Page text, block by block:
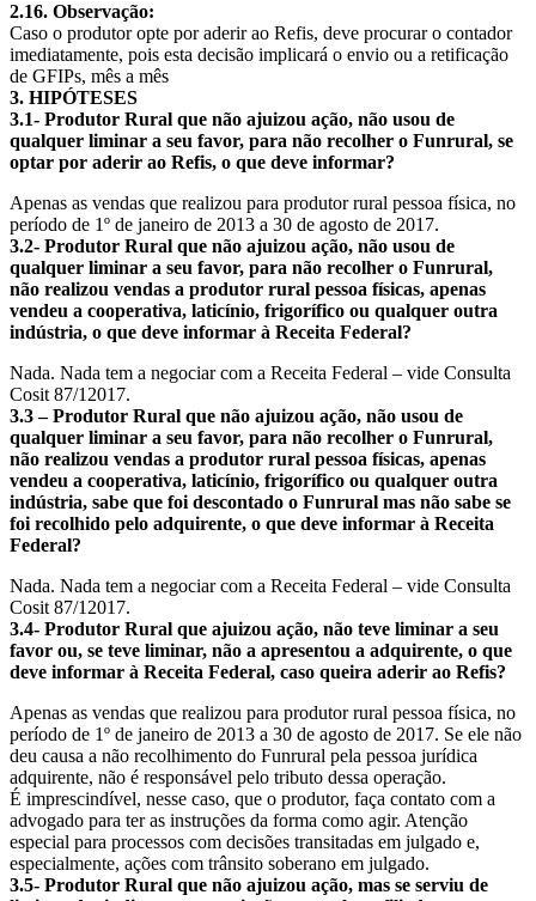
2.16. Observação:
Caso o produtor opte por aderir ao Refis, deve procurar o contador
imediatamente, pois esta decisão implicará o envio ou a retificação
de GFIPs, mês a mês
3. HIPÓTESES
3.1- Produtor Rural que não ajuizou ação, não usou de
qualquer liminar a seu favor, para não recolher o Funrural, se
optar por aderir ao Refis, o que deve informar?
Apenas as vendas que realizou para produtor rural pessoa física, no
período de 1º de janeiro de 2013 a 30 de agosto de 2017.
3.2- Produtor Rural que não ajuizou ação, não usou de
qualquer liminar a seu favor, para não recolher o Funrural,
não realizou vendas a produtor rural pessoa físicas, apenas
vendeu a cooperativa, laticínio, frigorífico ou qualquer outra
indústria, o que deve informar à Receita Federal?
Nada. Nada tem a negociar com a Receita Federal – vide Consulta
Cosit 87/12017.
3.3 – Produtor Rural que não ajuizou ação, não usou de
qualquer liminar a seu favor, para não recolher o Funrural,
não realizou vendas a produtor rural pessoa físicas, apenas
vendeu a cooperativa, laticínio, frigorífico ou qualquer outra
indústria, sabe que foi descontado o Funrural mas não sabe se
foi recolhido pelo adquirente, o que deve informar à Receita
Federal?
Nada. Nada tem a negociar com a Receita Federal – vide Consulta
Cosit 87/12017.
3.4- Produtor Rural que ajuizou ação, não teve liminar a seu
favor ou, se teve liminar, não a apresentou a adquirente, o que
deve informar à Receita Federal, caso queira aderir ao Refis?
Apenas as vendas que realizou para produtor rural pessoa física, no
período de 1º de janeiro de 2013 a 30 de agosto de 2017. Se ele não
deu causa a não recolhimento do Funrural pela pessoa jurídica
adquirente, não é responsável pelo tributo dessa operação.
É imprescindível, nesse caso, que o produtor, faça contato com a
advogado para ter as instruções da forma como agir. Atenção
especial para processos com decisões transitadas em julgado e,
especialmente, ações com trânsito soberano em julgado.
3.5- Produtor Rural que não ajuizou ação, mas se serviu de